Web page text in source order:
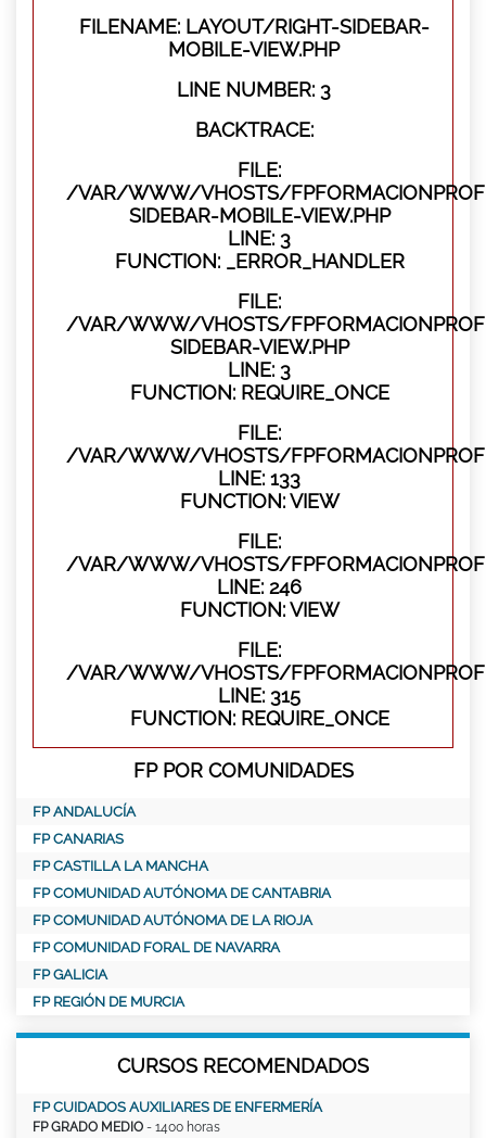
FILENAME: LAYOUT/RIGHT-SIDEBAR-
MOBILE-VIEW.PHP
LINE NUMBER: 3
BACKTRACE:
FILE:
/VAR/WWW/VHOSTS/
SIDEBAR-MOBILE-VIEW.PHP
LINE: 3
FUNCTION: _ERROR_HANDLER
FILE:
/VAR/WWW/VHOSTS/
SIDEBAR-VIEW.PHP
LINE: 3
FUNCTION: REQUIRE_ONCE
FILE:
/VAR/WWW/VHOSTS/
LINE: 133
FUNCTION: VIEW
FILE:
/VAR/WWW/VHOSTS/
LINE: 246
FUNCTION: VIEW
FILE:
/VAR/WWW/VHOSTS/
LINE: 315
FUNCTION: REQUIRE_ONCE
FP POR COMUNIDADES
FP ANDALUCÍA
FP CANARIAS
FP CASTILLA LA MANCHA
FP COMUNIDAD AUTÓNOMA DE CANTABRIA
FP COMUNIDAD AUTÓNOMA DE LA RIOJA
FP COMUNIDAD FORAL DE NAVARRA
FP GALICIA
FP REGIÓN DE MURCIA
CURSOS RECOMENDADOS
FP CUIDADOS AUXILIARES DE ENFERMERÍA
FP GRADO MEDIO - 1400 horas